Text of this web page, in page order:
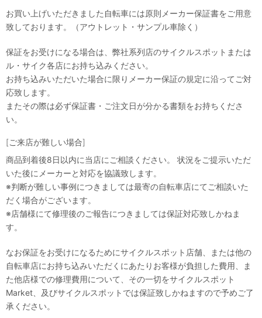
お買い上げいただきました自転車には原則メーカー保証書をご用意
致しております。（アウトレット・サンプル車除く）
保証をお受けになる場合は、弊社系列店のサイクルスポットまたは
ル・サイク各店にお持ち込みください。
お持ち込みいただいた場合に限りメーカー保証の規定に沿ってご対
応致します。
またその際は必ず保証書・ご注文日が分かる書類をお持ちくださ
い。
[ご来店が難しい場合]
商品到着後8日以内に当店にご相談ください。 状況をご提示いただ
いた後にメーカーと対応を協議致します。
※判断が難しい事例につきましては最寄の自転車店にてご相談いた
だく場合がございます。
※店舗様にて修理後のご報告につきましては保証対応致しかねま
す。
なお保証をお受けになるためにサイクルスポット店舗、または他の
自転車店にお持ち込みいただくにあたりお客様が負担した費用、ま
た他店様での修理費用について、その一切をサイクルスポット
Market、及びサイクルスポットでは保証致しかねますので予めご了
承ください。